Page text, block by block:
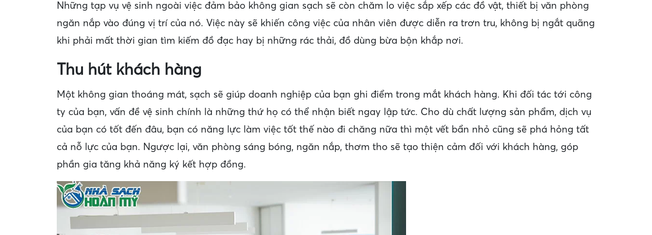
Những tạp vụ vệ sinh ngoài việc đảm bảo không gian sạch sẽ còn chăm lo việc sắp xếp các đồ vật, thiết bị văn phòng
ngăn nắp vào đúng vị trí của nó. Việc này sẽ khiến công việc của nhân viên được diễn ra trơn tru, không bị ngắt quãng
khi phải mất thời gian tìm kiếm đồ đạc hay bị những rác thải, đồ dùng bừa bộn khắp nơi.
Thu hút khách hàng
Một không gian thoáng mát, sạch sẽ giúp doanh nghiệp của bạn ghi điểm trong mắt khách hàng. Khi đối tác tới công
ty của bạn, vấn đề vệ sinh chính là những thứ họ có thể nhận biết ngay lập tức. Cho dù chất lượng sản phẩm, dịch vụ
của bạn có tốt đến đâu, bạn có năng lực làm việc tốt thế nào đi chăng nữa thì một vết bẩn nhỏ cũng sẽ phá hỏng tất
cả nỗ lực của bạn. Ngược lại, văn phòng sáng bóng, ngăn nắp, thơm tho sẽ tạo thiện cảm đối với khách hàng, góp
phần gia tăng khả năng ký kết hợp đồng.